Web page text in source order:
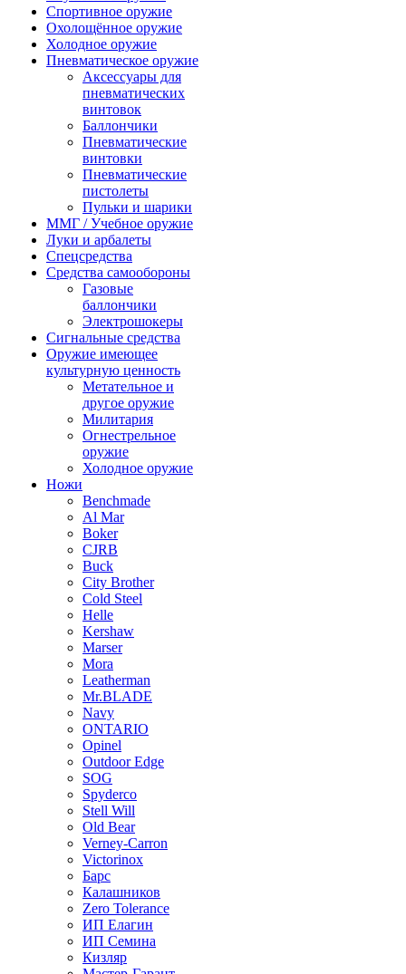
Спортивное оружие
Охолощённое оружие
Холодное оружие
Пневматическое оружие
Аксессуары для
пневматических
винтовок
Баллончики
Пневматические
винтовки
Пневматические
пистолеты
Пульки и шарики
ММГ / Учебное оружие
Луки и арбалеты
Спецсредства
Средства самообороны
Газовые
баллончики
Электрошокеры
Сигнальные средства
Оружие имеющее
культурную ценность
Метательное и
другое оружие
Милитария
Огнестрельное
оружие
Холодное оружие
Ножи
Benchmade
Al Mar
Boker
CJRB
Buck
City Brother
Cold Steel
Helle
Kershaw
Marser
Mora
Leatherman
Mr.BLADE
Navy
ONTARIO
Opinel
Outdoor Edge
SOG
Spyderco
Stell Will
Old Bear
Verney-Carron
Victorinox
Барс
Калашников
Zero Tolerance
ИП Елагин
ИП Семина
Кизляр